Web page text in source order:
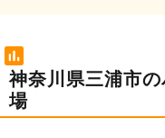
神奈川県三浦市
場